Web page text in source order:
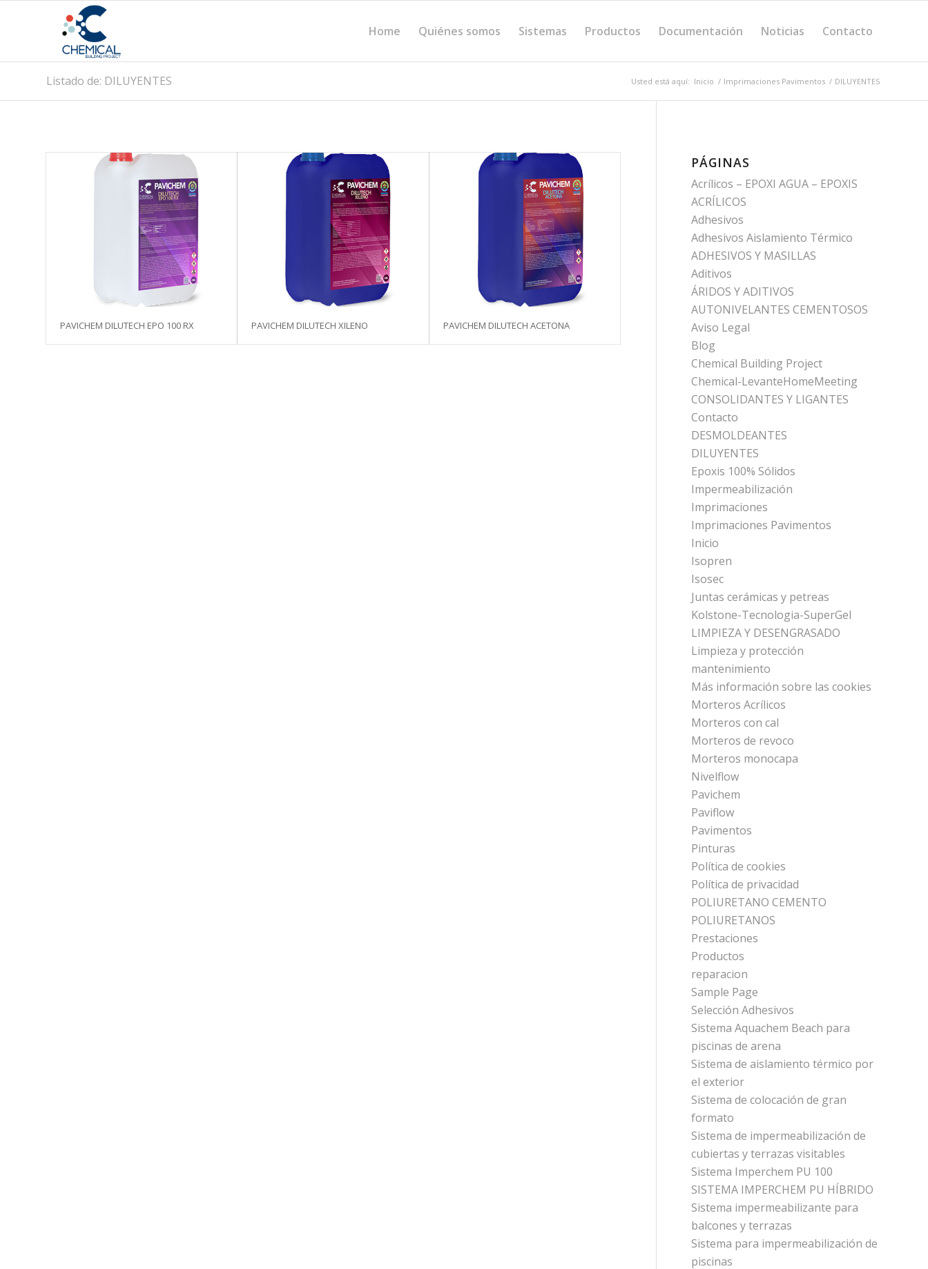
Home Quiénes somos Sistemas Productos Documentación Noticias Contacto
Listado de: DILUYENTES Usted está aquí: Inicio / Imprimaciones Pavimentos / DILUYENTES
PAVICHEM DILUTECH EPO 100 RX PAVICHEM DILUTECH XILENO PAVICHEM DILUTECH ACETONA
PÁGINAS
Acrílicos – EPOXI AGUA – EPOXIS
ACRÍLICOS
Adhesivos
Adhesivos Aislamiento Térmico
ADHESIVOS Y MASILLAS
Aditivos
ÁRIDOS Y ADITIVOS
AUTONIVELANTES CEMENTOSOS
Aviso Legal
Blog
Chemical Building Project
Chemical-LevanteHomeMeeting
CONSOLIDANTES Y LIGANTES
Contacto
DESMOLDEANTES
DILUYENTES
Epoxis 100% Sólidos
Impermeabilización
Imprimaciones
Imprimaciones Pavimentos
Inicio
Isopren
Isosec
Juntas cerámicas y petreas
Kolstone-Tecnologia-SuperGel
LIMPIEZA Y DESENGRASADO
Limpieza y protección
mantenimiento
Más información sobre las cookies
Morteros Acrílicos
Morteros con cal
Morteros de revoco
Morteros monocapa
Nivelflow
Pavichem
Paviflow
Pavimentos
Pinturas
Política de cookies
Política de privacidad
POLIURETANO CEMENTO
POLIURETANOS
Prestaciones
Productos
reparacion
Sample Page
Selección Adhesivos
Sistema Aquachem Beach para
piscinas de arena
Sistema de aislamiento térmico por
el exterior
Sistema de colocación de gran
formato
Sistema de impermeabilización de
cubiertas y terrazas visitables
Sistema Imperchem PU 100
SISTEMA IMPERCHEM PU HÍBRIDO
Sistema impermeabilizante para
balcones y terrazas
Sistema para impermeabilización de
piscinas